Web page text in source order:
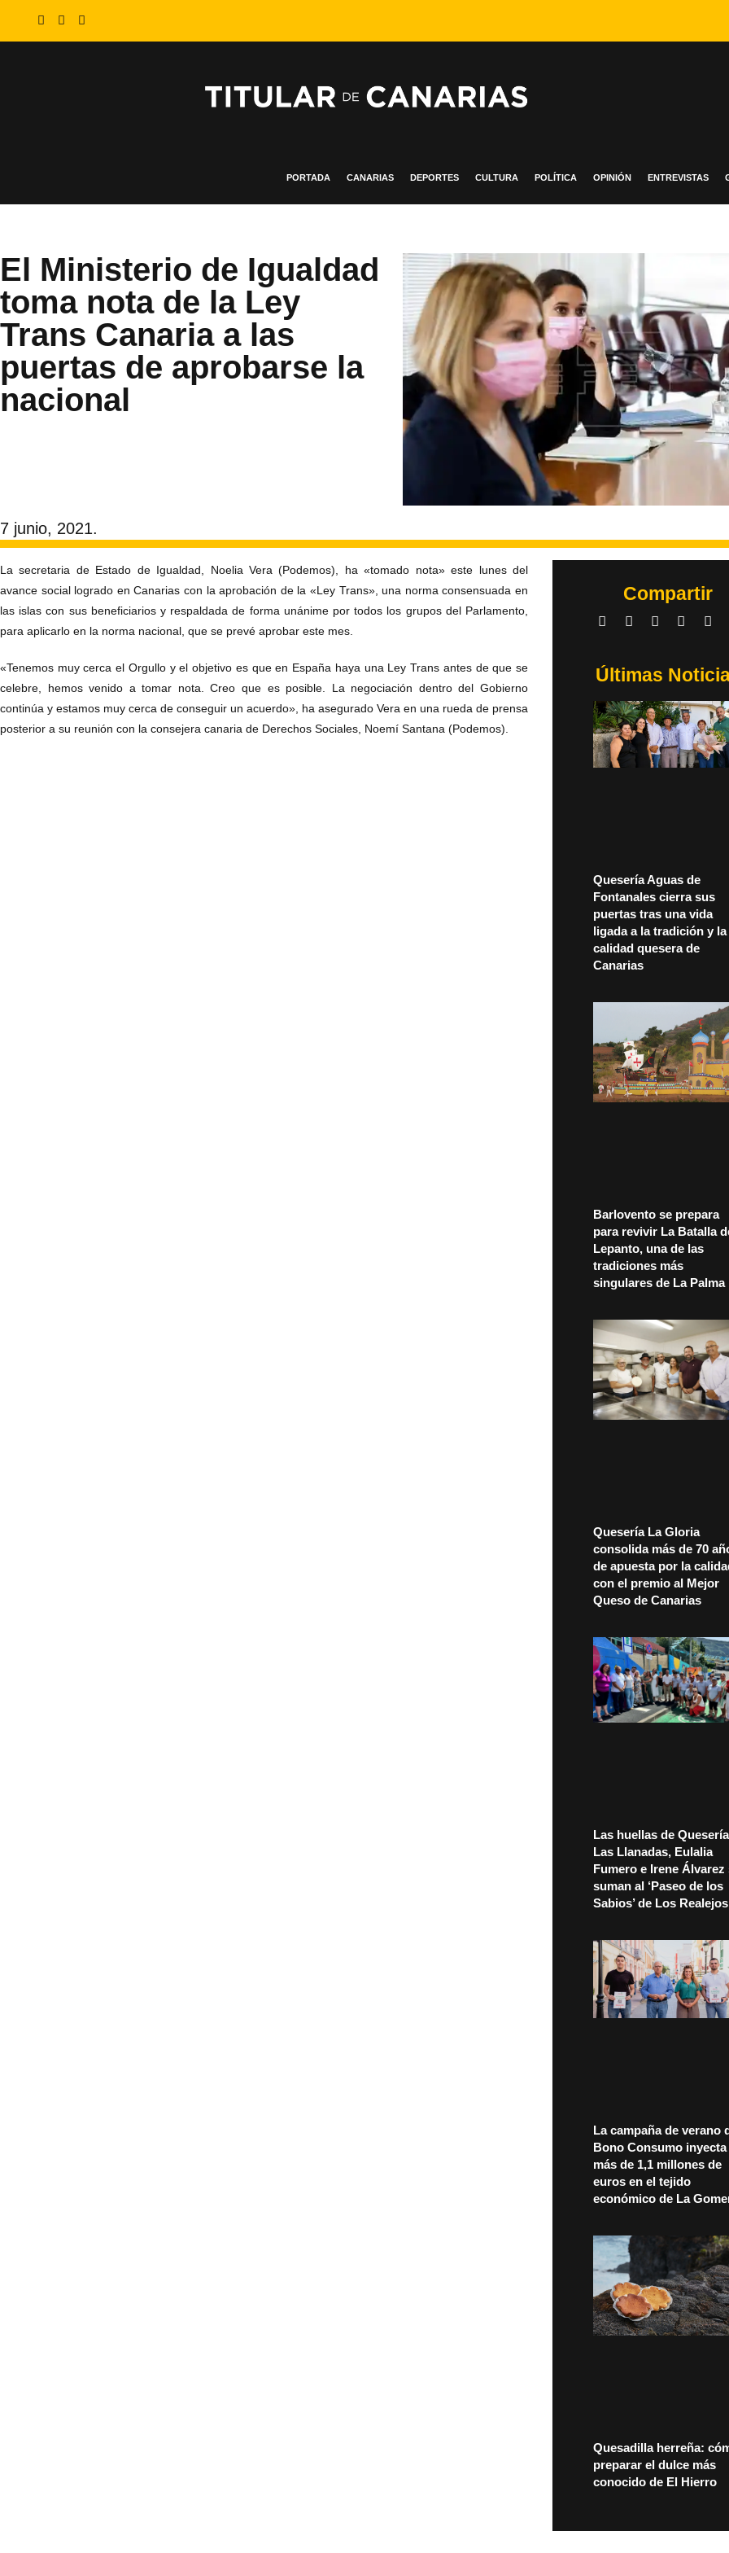
PORTADA CANARIAS DEPORTES CULTURA POLÍTICA OPINIÓN ENTREVISTAS
El Ministerio de Igualdad
toma nota de la Ley
Trans Canaria a las
puertas de aprobarse la
nacional
7 junio, 2021.
La secretaria de Estado de Igualdad, Noelia Vera (Podemos), ha «tomado nota» este lunes del
avance social logrado en Canarias con la aprobación de la «Ley Trans», una norma consensuada en
las islas con sus beneficiarios y respaldada de forma unánime por todos los grupos del Parlamento,
para aplicarlo en la norma nacional, que se prevé aprobar este mes.
«Tenemos muy cerca el Orgullo y el objetivo es que en España haya una Ley Trans antes de que se
celebre, hemos venido a tomar nota. Creo que es posible. La negociación dentro del Gobierno
continúa y estamos muy cerca de conseguir un acuerdo», ha asegurado Vera en una rueda de prensa
posterior a su reunión con la consejera canaria de Derechos Sociales, Noemí Santana (Podemos).
Compartir
Últimas
Quesería Aguas de
Fontanales cierra sus
puertas tras una vida
ligada a la tradición y la
calidad quesera de
Canarias
Barlovento se prepara
para revivir La Batalla
Lepanto, una de las
tradiciones más
singulares de La Palma
Quesería La Gloria
consolida más de 70
de apuesta por la
con el premio al Mejor
Queso de Canarias
Las huellas de Quesería
Las Llanadas, Eulalia
Fumero e Irene Álvarez
suman al ‘Paseo de los
Sabios’ de Los Realejos
La campaña de verano
Bono Consumo inyecta
más de 1,1 millones de
euros en el tejido
económico de La
Quesadilla herreña:
preparar el dulce más
conocido de El Hierro